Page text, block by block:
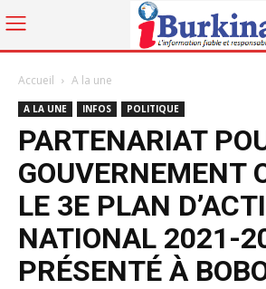
Accueil A la une
A LA UNE INFOS POLITIQUE
PARTENARIAT
GOUVERNEMENT
LE 3E PLAN
NATIONAL 2021-
PRÉSENTÉ À